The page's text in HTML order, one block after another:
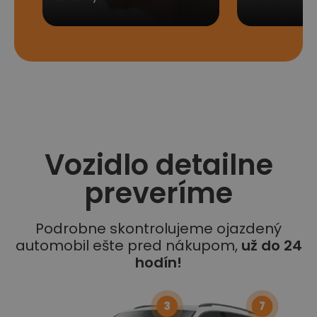
Vozidlo detailne
preveríme
Podrobne skontrolujeme ojazdený
automobil ešte pred nákupom, už do 24
hodín!
3 7